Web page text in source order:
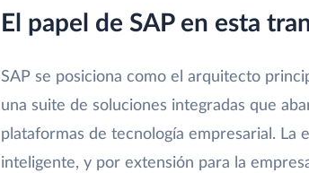
El papel de SAP en esta
SAP se posiciona como el arquitecto
una suite de soluciones integradas que
plataformas de tecnología empresarial. La
inteligente, y por extensión para la